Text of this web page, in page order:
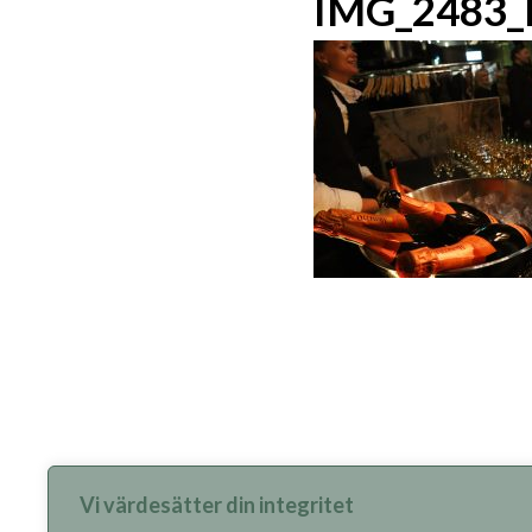
Vi värdesätter din integritet